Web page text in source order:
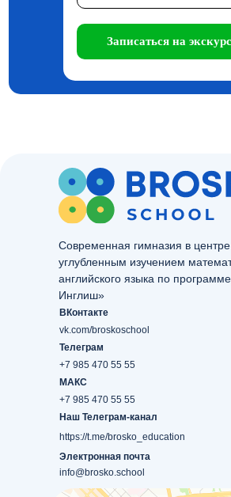
Записаться на
Современная гимназия в
углубленным изучением
английского языка по
Инглиш»
+7 985 470 55 55
Телеграм
info@brosko.school
Электронная почта
https://t.me/brosko_education
Наш Телеграм-канал
+7 985 470 55 55
МАКС
vk.com/broskoschool
ВКонтакте